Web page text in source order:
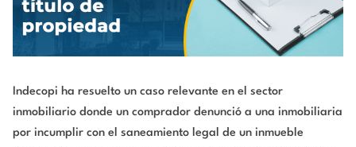
Indecopi ha resuelto un caso relevante en el sector
inmobiliario donde un comprador denunció a una inmobiliaria
por incumplir con el saneamiento legal de un inmueble